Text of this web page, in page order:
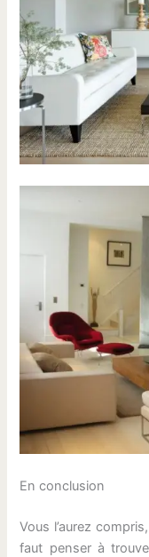
En conclusion
Vous l’aurez
faut penser à